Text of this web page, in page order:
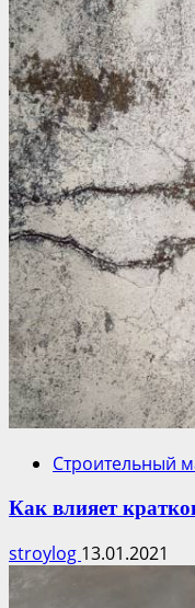
Строительный
Как влияет
stroylog 13.01.2021